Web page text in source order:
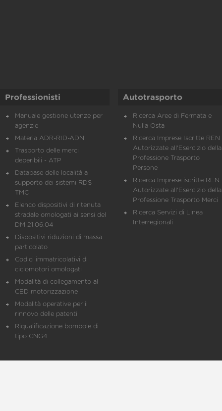
Professionisti
Manuale gestione utenze per
agenzie
Materia ADR-RID-ADN
Trasporto delle merci
deperibili - ATP
Database delle località a
supporto dei sistemi RDS
TMC
Elenco dispositivi di ritenuta
stradale omologati ai sensi del
DM 21.06.04
Dispositivi riduzioni di massa
particolato
Codici immatricolativi di
ciclomotori omologati
Modalità di collegamento al
CED motorizzazione
Modalità operative per il
rinnovo delle patenti
Riqualificazione bombole di
tipo CNG4
Autotrasporto
Ricerca Aree di Fermata e
Nulla Osta
Ricerca Imprese Iscritte REN
Autorizzate all'Esercizio della
Professione Trasporto
Persone
Ricerca Imprese iscritte REN
Autorizzate all'Esercizio della
Professione Trasporto Merci
Ricerca Servizi di Linea
Interregionali